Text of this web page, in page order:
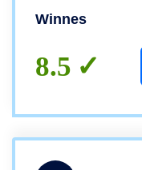
Magnete
Impermeabile
Winnes
8.5